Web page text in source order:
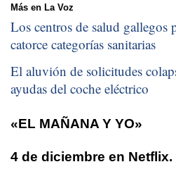
Más en La Voz
Los centros de salud gallegos
catorce categorías sanitarias
El aluvión de solicitudes
ayudas del coche eléctrico
«EL MAÑANA Y YO»
4 de diciembre en Netflix.